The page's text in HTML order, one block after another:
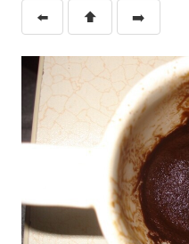
⬅️ ⬆️ ➡️